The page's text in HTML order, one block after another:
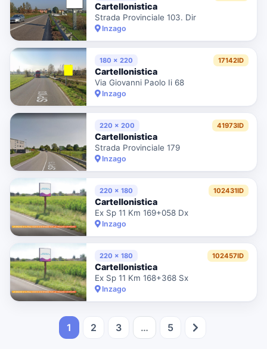
Cartellonistica
Strada Provinciale 103. Dir
Inzago
180 x 220 17142ID
Cartellonistica
Via Giovanni Paolo Ii 68
Inzago
220 x 200 41973ID
Cartellonistica
Strada Provinciale 179
Inzago
220 x 180 102431ID
Cartellonistica
Ex Sp 11 Km 169+058 Dx
Inzago
220 x 180 102457ID
Cartellonistica
Ex Sp 11 Km 168+368 Sx
Inzago
1 2 3 … 5